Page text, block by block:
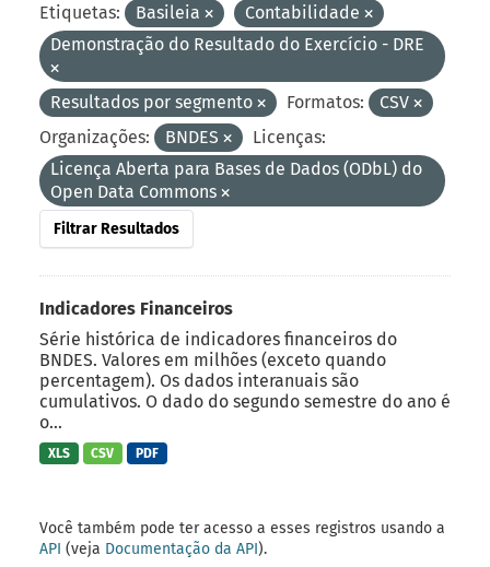
Etiquetas: Basileia
Contabilidade
Demonstração do Resultado do Exercício - DRE
Resultados por segmento Formatos:
CSV
Organizações:
BNDES
Licenças:
Licença Aberta para Bases de Dados (ODbL) do
Open Data Commons
Filtrar Resultados
Indicadores Financeiros
Série histórica de indicadores financeiros do
BNDES. Valores em milhões (exceto quando
percentagem). Os dados interanuais são
cumulativos. O dado do segundo semestre do ano é
o...
XLS CSV PDF
Você também pode ter acesso a esses registros usando a
API (veja Documentação da API).